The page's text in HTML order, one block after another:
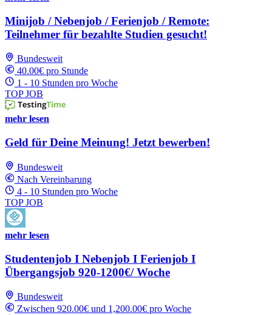
Minijob / Nebenjob / Ferienjob / Remote:
Teilnehmer für bezahlte Studien gesucht!
Bundesweit
40.00€ pro Stunde
1 - 10 Stunden pro Woche
TOP JOB
mehr lesen
Geld für Deine Meinung! Jetzt bewerben!
Bundesweit
Nach Vereinbarung
4 - 10 Stunden pro Woche
TOP JOB
mehr lesen
Studentenjob I Nebenjob I Ferienjob I
Übergangsjob 920-1200€/ Woche
Bundesweit
Zwischen 920.00€ und 1,200.00€ pro Woche